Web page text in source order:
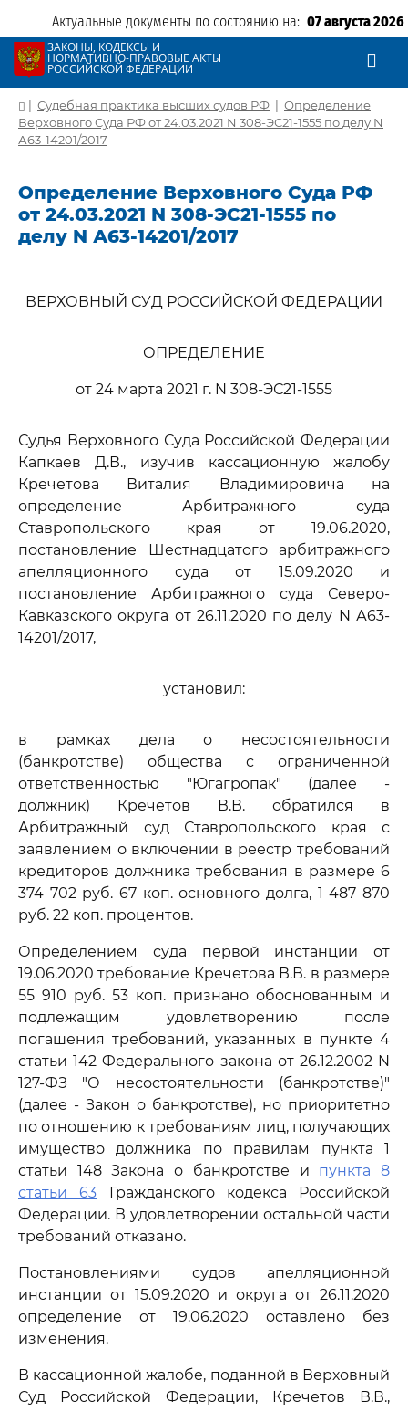
Актуальные документы по состоянию на: 07 августа 2026
ЗАКОНЫ, КОДЕКСЫ И
НОРМАТИВНО-ПРАВОВЫЕ АКТЫ
РОССИЙСКОЙ ФЕДЕРАЦИИ
| Судебная практика высших судов РФ | Определение
Верховного Суда РФ от 24.03.2021 N 308-ЭС21-1555 по делу N
А63-14201/2017
Определение Верховного Суда РФ
от 24.03.2021 N 308-ЭС21-1555 по
делу N А63-14201/2017
ВЕРХОВНЫЙ СУД РОССИЙСКОЙ ФЕДЕРАЦИИ
ОПРЕДЕЛЕНИЕ
от 24 марта 2021 г. N 308-ЭС21-1555
Судья Верховного Суда Российской Федерации
Капкаев Д.В., изучив кассационную жалобу
Кречетова Виталия Владимировича на
определение Арбитражного суда
Ставропольского края от 19.06.2020,
постановление Шестнадцатого арбитражного
апелляционного суда от 15.09.2020 и
постановление Арбитражного суда Северо-
Кавказского округа от 26.11.2020 по делу N А63-
14201/2017,
установил:
в рамках дела о несостоятельности
(банкротстве) общества с ограниченной
ответственностью "Югагропак" (далее -
должник) Кречетов В.В. обратился в
Арбитражный суд Ставропольского края с
заявлением о включении в реестр требований
кредиторов должника требования в размере 6
374 702 руб. 67 коп. основного долга, 1 487 870
руб. 22 коп. процентов.
Определением суда первой инстанции от
19.06.2020 требование Кречетова В.В. в размере
55 910 руб. 53 коп. признано обоснованным и
подлежащим удовлетворению после
погашения требований, указанных в пункте 4
статьи 142 Федерального закона от 26.12.2002 N
127-ФЗ "О несостоятельности (банкротстве)"
(далее - Закон о банкротстве), но приоритетно
по отношению к требованиям лиц, получающих
имущество должника по правилам пункта 1
статьи 148 Закона о банкротстве и пункта 8
статьи 63 Гражданского кодекса Российской
Федерации. В удовлетворении остальной части
требований отказано.
Постановлениями судов апелляционной
инстанции от 15.09.2020 и округа от 26.11.2020
определение от 19.06.2020 оставлено без
изменения.
В кассационной жалобе, поданной в Верховный
Суд Российской Федерации, Кречетов В.В.,